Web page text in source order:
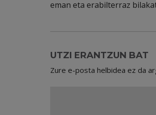
eman eta erabilterraz
UTZI ERANTZUN BAT
Zure e-posta helbidea ez da